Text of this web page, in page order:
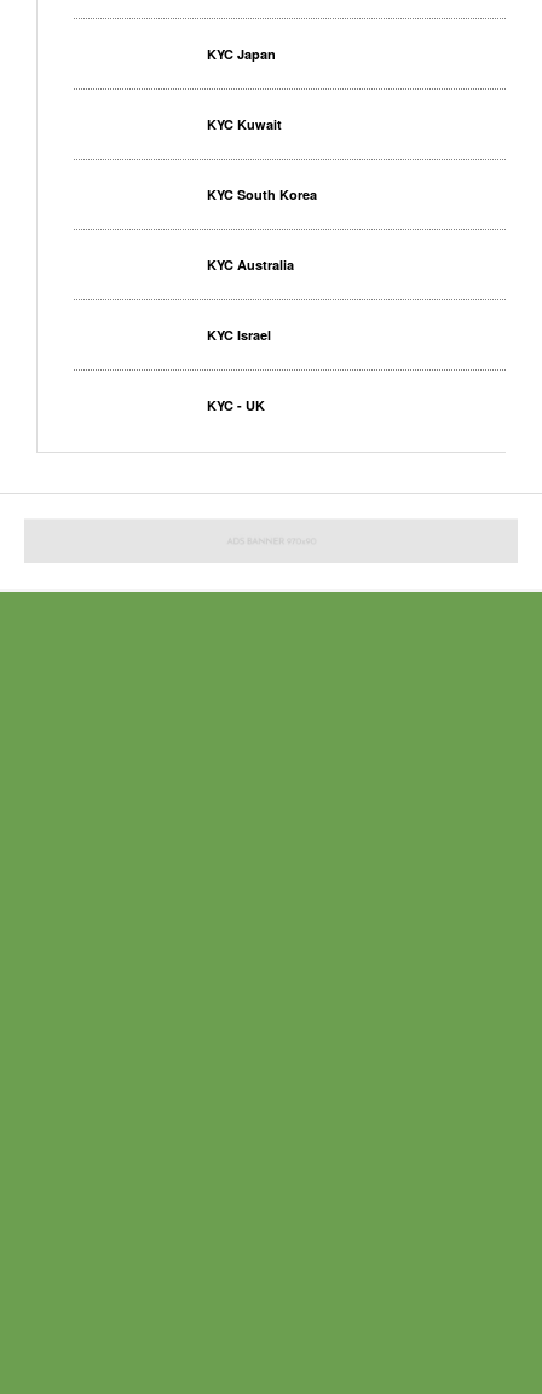
KYC Japan
KYC Kuwait
KYC South Korea
KYC Australia
KYC Israel
KYC - UK